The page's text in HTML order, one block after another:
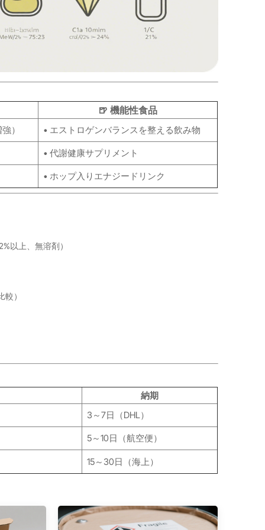
🍺 機能性食品
） • エストロゲンバランスを整える飲み物
• 代謝健康サプリメント
• ホップ入りエナジードリンク
以上、無溶剤）
）
納期
3～7日（DHL）
5～10日（航空便）
15～30日（海上）